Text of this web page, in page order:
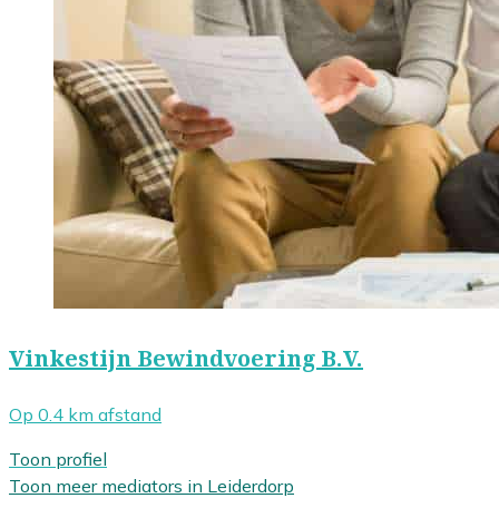
Vinkestijn Bewindvoering B.V.
Op 0.4 km afstand
Toon profiel
Toon meer mediators in Leiderdorp